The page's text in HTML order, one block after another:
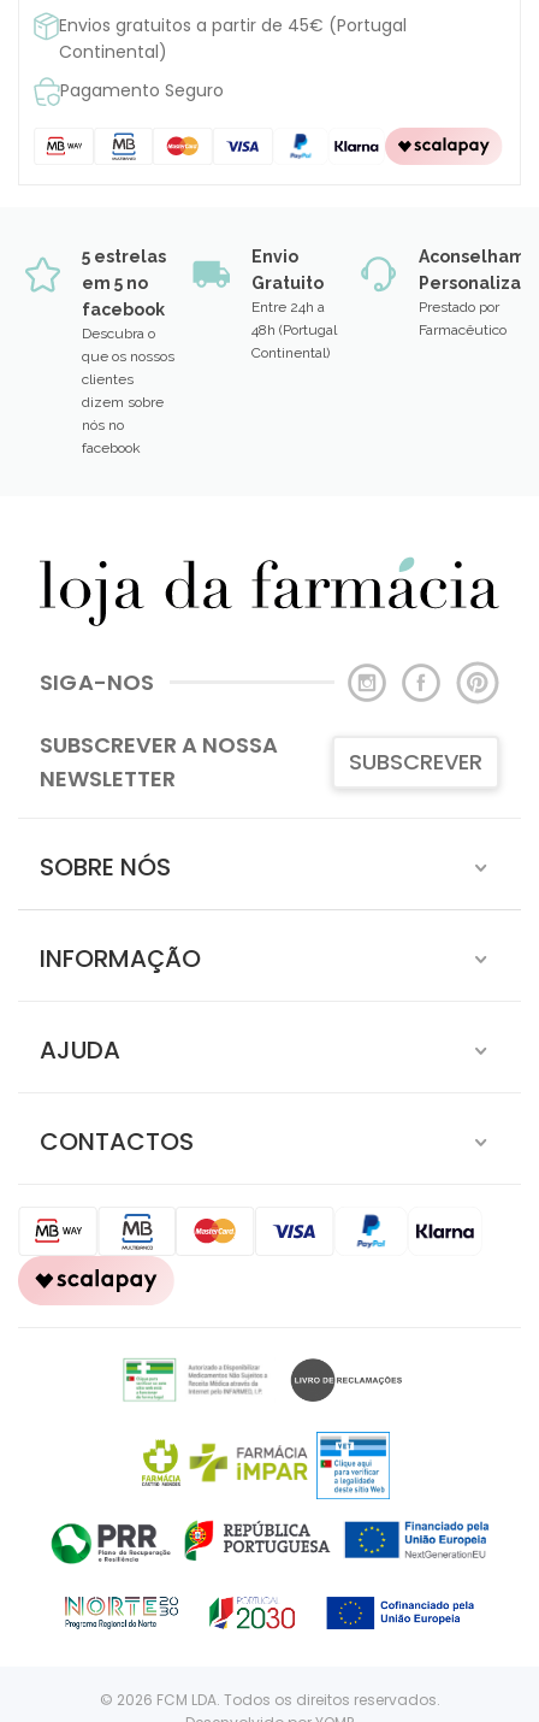
Envios gratuitos a partir de 45€ (Portugal
Continental)
Pagamento Seguro
5 estrelas
em 5 no
facebook
Descubra o
que os nossos
clientes
dizem sobre
nós no
facebook
Envio
Gratuito
Entre 24h a
48h (Portugal
Continental)
Prestado por
Farmacêutico
SIGA-NOS
SUBSCREVER A NOSSA
NEWSLETTER
SUBSCREVER
SOBRE NÓS
INFORMAÇÃO
AJUDA
CONTACTOS
© 2026 FCM LDA. Todos os direitos reservados.